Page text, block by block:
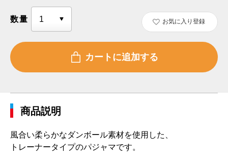
数量 お気に入り登録
商品説明
風合い柔らかなダンボール素材を使用した、
トレーナータイプのパジャマです。